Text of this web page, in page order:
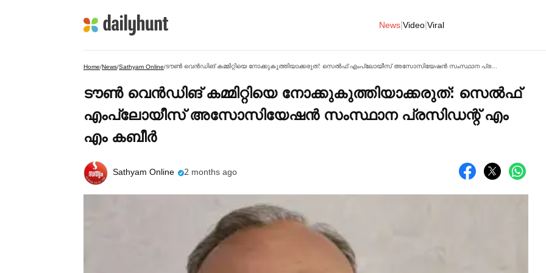
News Video Viral
Home/News/Sathyam Online/
ടൗണ്‍ വെൻഡിങ് കമ്മിറ്റിയെ നോക്കുകുത്തിയാക്കരുത്: സെല്‍ഫ്
എംപ്ലോയീസ് അസോസിയേഷൻ സംസ്ഥാന പ്രസിഡന്റ് എം
എം കബീര്‍
Sathyam Online 2 months ago